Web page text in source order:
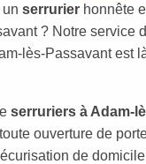
serrurier honnête
? Notre service
lès-Passavant est
serruriers à Adam-
ouverture de
de